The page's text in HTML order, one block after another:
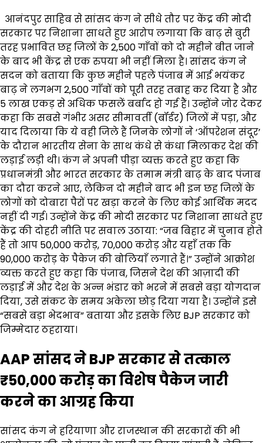
आनंदपुर साहिब से सांसद कंग ने सीधे तौर पर केंद्र की मोदी
सरकार पर निशाना साधते हुए आरोप लगाया कि बाढ़ से बुरी
तरह प्रभावित छह जिलों के 2,500 गाँवों को दो महीने बीत जाने
के बाद भी केंद्र से एक रुपया भी नहीं मिला है। सांसद कंग ने
सदन को बताया कि कुछ महीने पहले पंजाब में आई भयंकर
बाढ़ ने लगभग 2,500 गाँवों को पूरी तरह तबाह कर दिया है और
5 लाख एकड़ से अधिक फसलें बर्बाद हो गई हैं। उन्होंने जोर देकर
कहा कि सबसे गंभीर असर सीमावर्ती (बॉर्डर) जिलों में पड़ा, और
याद दिलाया कि ये वही जिले हैं जिनके लोगों ने ‘ऑपरेशन संदूर’
के दौरान भारतीय सेना के साथ कंधे से कंधा मिलाकर देश की
लड़ाई लड़ी थी। कंग ने अपनी पीड़ा व्यक्त करते हुए कहा कि
प्रधानमंत्री और भारत सरकार के तमाम मंत्री बाढ़ के बाद पंजाब
का दौरा करने आए, लेकिन दो महीने बाद भी इन छह जिलों के
लोगों को दोबारा पैरों पर खड़ा करने के लिए कोई आर्थिक मदद
नहीं दी गई। उन्होंने केंद्र की मोदी सरकार पर निशाना साधते हुए
केंद्र की दोहरी नीति पर सवाल उठाया: “जब बिहार में चुनाव होते
हैं तो आप ₹50,000 करोड़, ₹70,000 करोड़ और यहाँ तक कि
₹90,000 करोड़ के पैकेज की बोलियाँ लगाते हैं।” उन्होंने आक्रोश
व्यक्त करते हुए कहा कि पंजाब, जिसने देश की आज़ादी की
लड़ाई में और देश के अन्न भंडार को भरने में सबसे बड़ा योगदान
दिया, उसे संकट के समय अकेला छोड़ दिया गया है। उन्होंने इसे
“सबसे बड़ा भेदभाव” बताया और इसके लिए BJP सरकार को
जिम्मेदार ठहराया।
AAP सांसद ने BJP सरकार से तत्काल
₹50,000 करोड़ का विशेष पैकेज जारी
करने का आग्रह किया
सांसद कंग ने हरियाणा और राजस्थान की सरकारों की भी